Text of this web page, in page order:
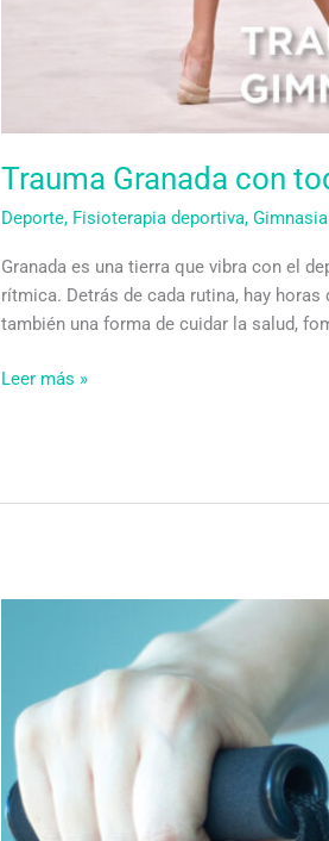
Trauma Granada con
Deporte, Fisioterapia deportiva,
Granada es una tierra que vibra con el
rítmica. Detrás de cada rutina, hay
también una forma de cuidar la salud,
Leer más »
para
la
atrofia
muscular
en